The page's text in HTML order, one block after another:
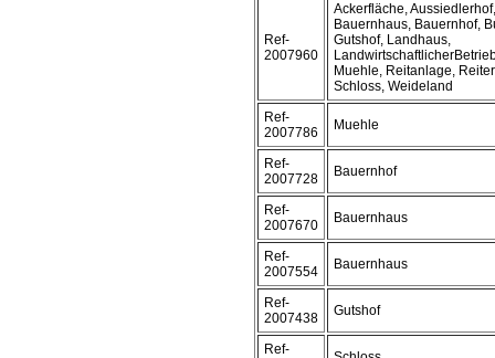
Ref-
2007960
Ackerfläche, Aussiedlerhof,
Bauernhaus, Bauernhof,
Gutshof, Landhaus,
Muehle, Reitanlage,
Schloss, Weideland
Ref-
2007786
Muehle
Ref-
2007728
Bauernhof
Ref-
2007670
Bauernhaus
Ref-
2007554
Bauernhaus
Ref-
2007438
Gutshof
Ref-